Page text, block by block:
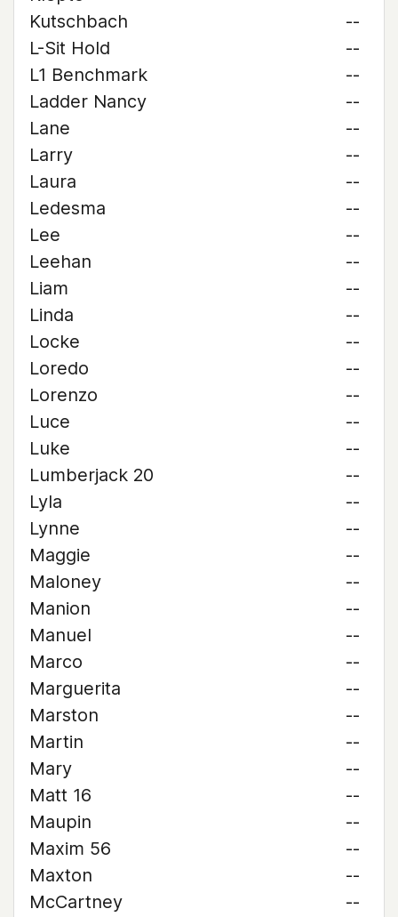
Kutschbach
--
L-Sit Hold
--
L1 Benchmark
--
Ladder Nancy
--
Lane
--
Larry
--
Laura
--
Ledesma
--
Lee
--
Leehan
--
Liam
--
Linda
--
Locke
--
Loredo
--
Lorenzo
--
Luce
--
Luke
--
Lumberjack 20
--
Lyla
--
Lynne
--
Maggie
--
Maloney
--
Manion
--
Manuel
--
Marco
--
Marguerita
--
Marston
--
Martin
--
Mary
--
Matt 16
--
Maupin
--
Maxim 56
--
Maxton
--
McCartney
--